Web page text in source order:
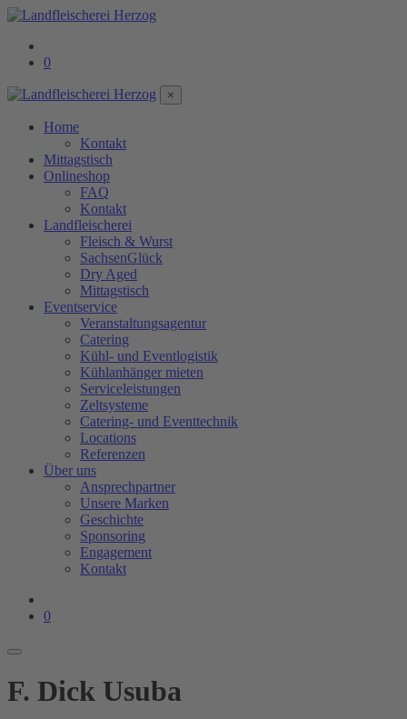
0
×
Home
Kontakt
Mittagstisch
Onlineshop
FAQ
Kontakt
Landfleischerei
Fleisch & Wurst
SachsenGlück
Dry Aged
Mittagstisch
Eventservice
Veranstaltungsagentur
Catering
Kühl- und Eventlogistik
Kühlanhänger mieten
Serviceleistungen
Zeltsysteme
Catering- und Eventtechnik
Locations
Referenzen
Über uns
Ansprechpartner
Unsere Marken
Geschichte
Sponsoring
Engagement
Kontakt
0
F. Dick Usuba